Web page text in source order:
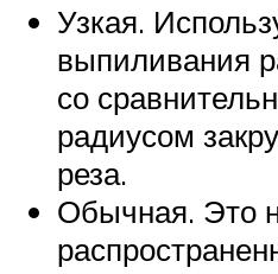
Узкая.
выпиливания
со
радиусом
реза.
Обычная. Это